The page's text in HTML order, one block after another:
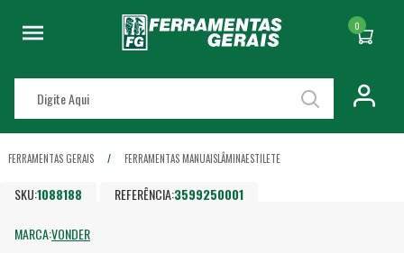
0
FERRAMENTAS GERAIS FERRAMENTAS MANUAISLÂMINAESTILETE
SKU:1088188 REFERÊNCIA:3599250001
MARCA:VONDER